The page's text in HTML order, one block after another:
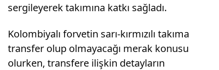
sergileyerek takımına katkı sağladı.
Kolombiyalı forvetin sarı-kırmızılı takıma
transfer olup olmayacağı merak konusu
olurken, transfere ilişkin detayların